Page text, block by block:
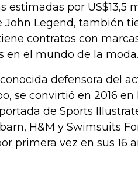
por US$13,5
John Legend, también
contratos con
en el mundo de la moda.
defensora del
se convirtió en 2016
de Sports
H&M y Swimsuits
primera vez en sus 16